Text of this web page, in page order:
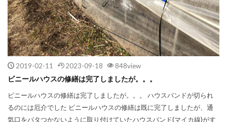
2019-02-11 2023-09-18 848view
ビニールハウスの修繕は完了しましたが。。。
ビニールハウスの修繕は完了しましたが。。。 ハウスバンドが切られ
るのには厄介でした ビニールハウスの修繕は既に完了しましたが、通
気口をバタつかないように取り付けていたハウスバンド(マイカ線)がす